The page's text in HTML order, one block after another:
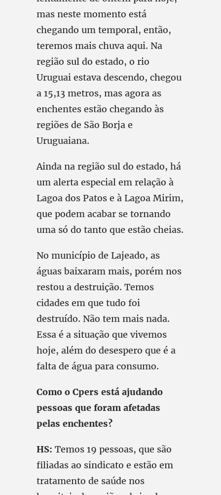
mas neste momento está
chegando um temporal, então,
teremos mais chuva aqui. Na
região sul do estado, o rio
Uruguai estava descendo, chegou
a 15,13 metros, mas agora as
enchentes estão chegando às
regiões de São Borja e
Uruguaiana.
Ainda na região sul do estado, há
um alerta especial em relação à
Lagoa dos Patos e à Lagoa Mirim,
que podem acabar se tornando
uma só do tanto que estão cheias.
No município de Lajeado, as
águas baixaram mais, porém nos
restou a destruição. Temos
cidades em que tudo foi
destruído. Não tem mais nada.
Essa é a situação que vivemos
hoje, além do desespero que é a
falta de água para consumo.
Como o Cpers está ajudando
pessoas que foram afetadas
pelas enchentes?
HS: Temos 19 pessoas, que são
filiadas ao sindicato e estão em
tratamento de saúde nos